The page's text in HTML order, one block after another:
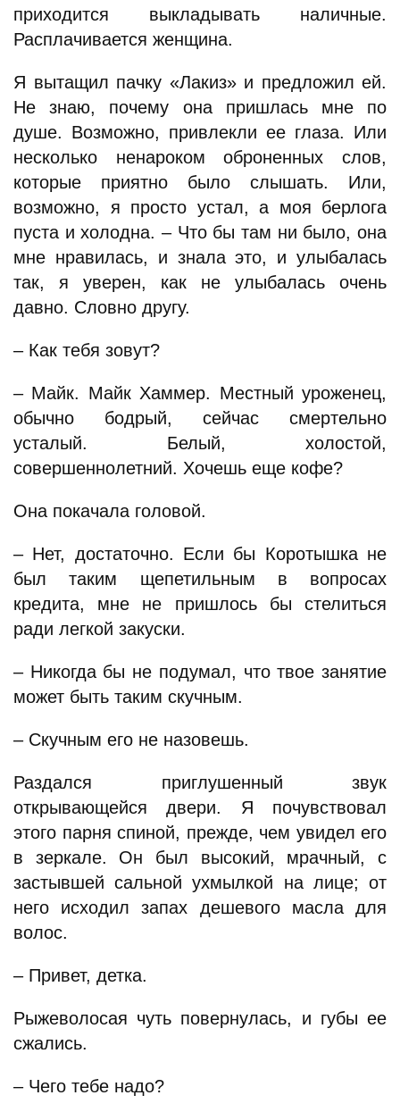
приходится выкладывать наличные.
Расплачивается женщина.
Я вытащил пачку «Лакиз» и предложил ей.
Не знаю, почему она пришлась мне по
душе. Возможно, привлекли ее глаза. Или
несколько ненароком оброненных слов,
которые приятно было слышать. Или,
возможно, я просто устал, а моя берлога
пуста и холодна. – Что бы там ни было, она
мне нравилась, и знала это, и улыбалась
так, я уверен, как не улыбалась очень
давно. Словно другу.
– Как тебя зовут?
– Майк. Майк Хаммер. Местный уроженец,
обычно бодрый, сейчас смертельно
усталый. Белый, холостой,
совершеннолетний. Хочешь еще кофе?
Она покачала головой.
– Нет, достаточно. Если бы Коротышка не
был таким щепетильным в вопросах
кредита, мне не пришлось бы стелиться
ради легкой закуски.
– Никогда бы не подумал, что твое занятие
может быть таким скучным.
– Скучным его не назовешь.
Раздался приглушенный звук
открывающейся двери. Я почувствовал
этого парня спиной, прежде, чем увидел его
в зеркале. Он был высокий, мрачный, с
застывшей сальной ухмылкой на лице; от
него исходил запах дешевого масла для
волос.
– Привет, детка.
Рыжеволосая чуть повернулась, и губы ее
сжались.
– Чего тебе надо?